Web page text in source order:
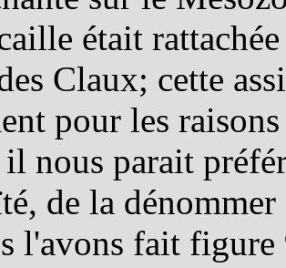
était
Claux; cette
pour les
nous parait
de la
l'avons fait